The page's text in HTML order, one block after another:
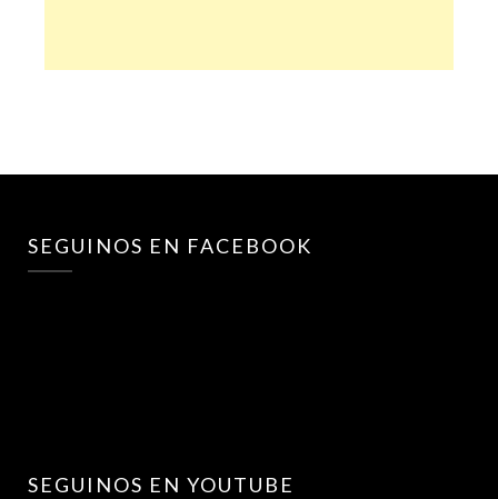
SEGUINOS EN FACEBOOK
SEGUINOS EN YOUTUBE